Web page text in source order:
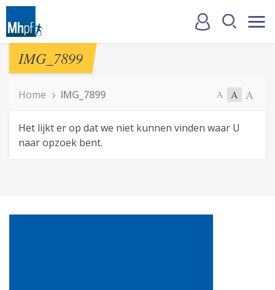
IMG_7899
Home IMG_7899 A A A
Het lijkt er op dat we niet kunnen vinden waar U
naar opzoek bent.